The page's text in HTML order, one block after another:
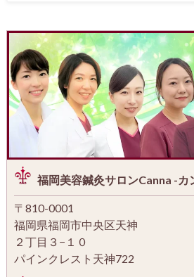
福岡美容鍼灸サロンCanna -カ
〒810-0001
福岡県福岡市中央区天神
２丁目３−１０
パインクレスト天神722